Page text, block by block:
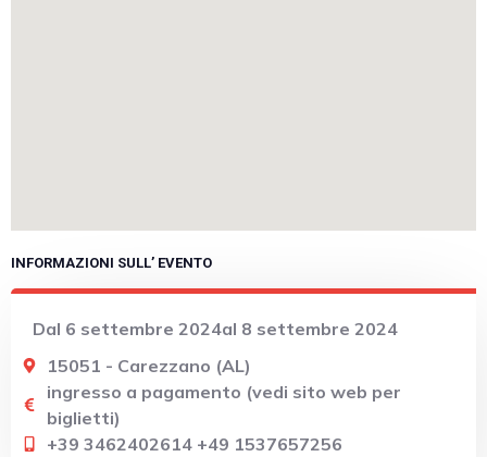
INFORMAZIONI SULL’ EVENTO
Dal 6 settembre 2024al 8 settembre 2024
15051 - Carezzano (AL)
ingresso a pagamento (vedi sito web per
biglietti)
+39 3462402614 +49 1537657256